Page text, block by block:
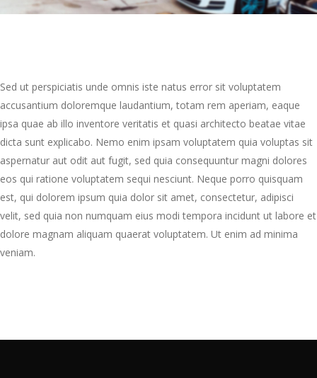
Sed ut perspiciatis unde omnis iste natus error sit voluptatem
accusantium doloremque laudantium, totam rem aperiam, eaque
ipsa quae ab illo inventore veritatis et quasi architecto beatae vitae
dicta sunt explicabo. Nemo enim ipsam voluptatem quia voluptas sit
aspernatur aut odit aut fugit, sed quia consequuntur magni dolores
eos qui ratione voluptatem sequi nesciunt. Neque porro quisquam
est, qui dolorem ipsum quia dolor sit amet, consectetur, adipisci
velit, sed quia non numquam eius modi tempora incidunt ut labore et
dolore magnam aliquam quaerat voluptatem. Ut enim ad minima
veniam.